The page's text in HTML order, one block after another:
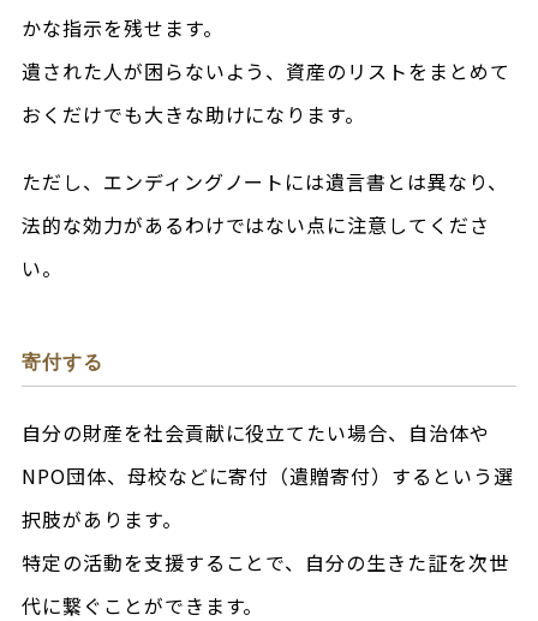
かな指示を残せます。
遺された人が困らないよう、資産のリストをまとめて
おくだけでも大きな助けになります。
ただし、エンディングノートには遺言書とは異なり、
法的な効力があるわけではない点に注意してくださ
い。
寄付する
自分の財産を社会貢献に役立てたい場合、自治体や
NPO団体、母校などに寄付（遺贈寄付）するという選
択肢があります。
特定の活動を支援することで、自分の生きた証を次世
代に繋ぐことができます。